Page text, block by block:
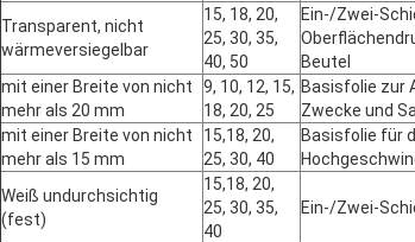
Transparent, nicht
wärmeversiegelbar
15, 18, 20,
25, 30, 35,
40, 50
Ein-/Zwei-
Beutel
mit einer Breite von nicht
mehr als 20 mm
9, 10, 12, 15,
18, 20, 25
Basisfolie zur
Zwecke und
mit einer Breite von nicht
mehr als 15 mm
15,18, 20,
25, 30, 40
Basisfolie für
Weiß undurchsichtig
(fest)
15,18, 20,
25, 30, 35,
40
Ein-/Zwei-